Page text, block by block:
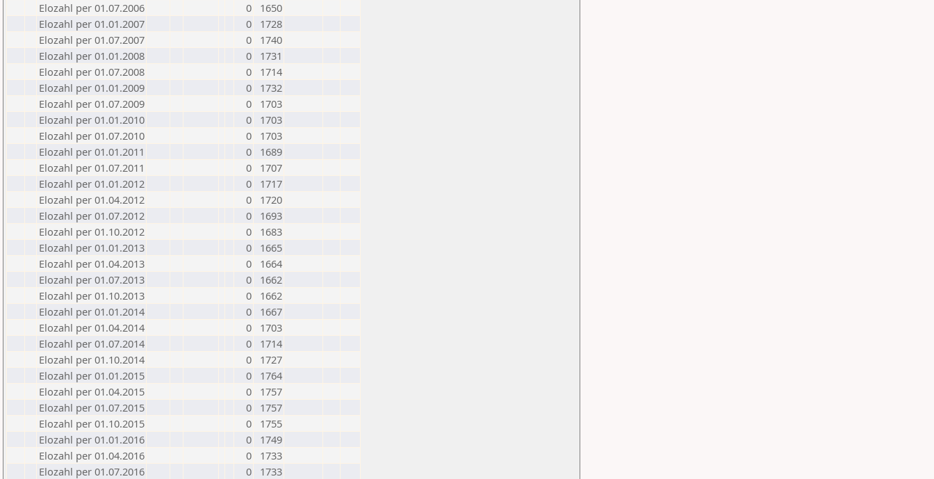
Elozahl per 01.07.2006
0
1650
Elozahl per 01.01.2007
0
1728
Elozahl per 01.07.2007
0
1740
Elozahl per 01.01.2008
0
1731
Elozahl per 01.07.2008
0
1714
Elozahl per 01.01.2009
0
1732
Elozahl per 01.07.2009
0
1703
Elozahl per 01.01.2010
0
1703
Elozahl per 01.07.2010
0
1703
Elozahl per 01.01.2011
0
1689
Elozahl per 01.07.2011
0
1707
Elozahl per 01.01.2012
0
1717
Elozahl per 01.04.2012
0
1720
Elozahl per 01.07.2012
0
1693
Elozahl per 01.10.2012
0
1683
Elozahl per 01.01.2013
0
1665
Elozahl per 01.04.2013
0
1664
Elozahl per 01.07.2013
0
1662
Elozahl per 01.10.2013
0
1662
Elozahl per 01.01.2014
0
1667
Elozahl per 01.04.2014
0
1703
Elozahl per 01.07.2014
0
1714
Elozahl per 01.10.2014
0
1727
Elozahl per 01.01.2015
0
1764
Elozahl per 01.04.2015
0
1757
Elozahl per 01.07.2015
0
1757
Elozahl per 01.10.2015
0
1755
Elozahl per 01.01.2016
0
1749
Elozahl per 01.04.2016
0
1733
Elozahl per 01.07.2016
0
1733